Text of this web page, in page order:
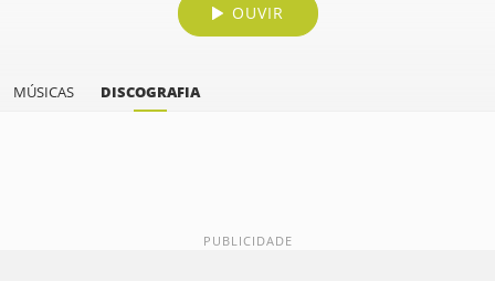
OUVIR
MÚSICAS DISCOGRAFIA